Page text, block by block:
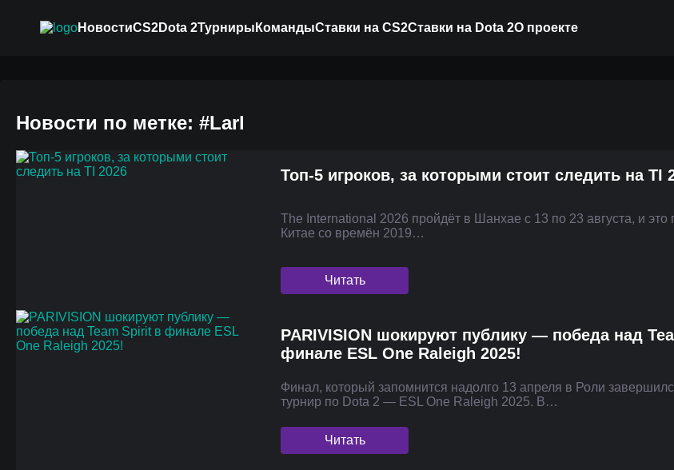
НовостиCS2Dota 2Турниры КомандыСтавки на CS2Ставки на Dota 2О проекте
Новости по метке: #Larl
Топ-5 игроков, за которыми стоит следить на TI
The International 2026 пройдёт в Шанхае с 13 по 23 августа, и это
Китае со времён 2019…
Читать
PARIVISION шокируют публику — победа над
финале ESL One Raleigh 2025!
Финал, который запомнится надолго 13 апреля в Роли
турнир по Dota 2 — ESL One Raleigh 2025. В…
Читать